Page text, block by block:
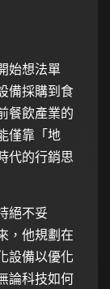
始想法單
備採購到食
餐飲產業的
僅靠「地
代的行銷思
絕不妥
，他規劃在
設備以優化
論科技如何